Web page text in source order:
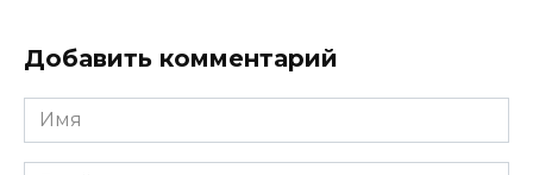
Добавить комментарий
Имя
*